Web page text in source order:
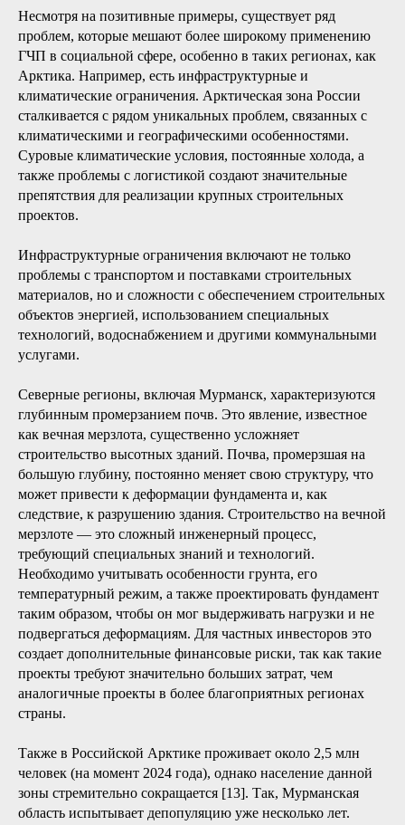
Несмотря на позитивные примеры, существует ряд
проблем, которые мешают более широкому применению
ГЧП в социальной сфере, особенно в таких регионах, как
Арктика. Например, есть инфраструктурные и
климатические ограничения. Арктическая зона России
сталкивается с рядом уникальных проблем, связанных с
климатическими и географическими особенностями.
Суровые климатические условия, постоянные холода, а
также проблемы с логистикой создают значительные
препятствия для реализации крупных строительных
проектов.
Инфраструктурные ограничения включают не только
проблемы с транспортом и поставками строительных
материалов, но и сложности с обеспечением строительных
объектов энергией, использованием специальных
технологий, водоснабжением и другими коммунальными
услугами.
Северные регионы, включая Мурманск, характеризуются
глубинным промерзанием почв. Это явление, известное
как вечная мерзлота, существенно усложняет
строительство высотных зданий. Почва, промерзшая на
большую глубину, постоянно меняет свою структуру, что
может привести к деформации фундамента и, как
следствие, к разрушению здания. Строительство на вечной
мерзлоте — это сложный инженерный процесс,
требующий специальных знаний и технологий.
Необходимо учитывать особенности грунта, его
температурный режим, а также проектировать фундамент
таким образом, чтобы он мог выдерживать нагрузки и не
подвергаться деформациям. Для частных инвесторов это
создает дополнительные финансовые риски, так как такие
проекты требуют значительно больших затрат, чем
аналогичные проекты в более благоприятных регионах
страны.
Также в Российской Арктике проживает около 2,5 млн
человек (на момент 2024 года), однако население данной
зоны стремительно сокращается [13]. Так, Мурманская
область испытывает депопуляцию уже несколько лет.